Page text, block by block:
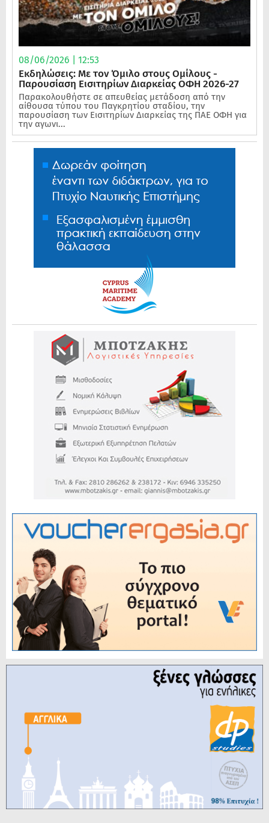
08/06/2026 | 12:53
Εκδηλώσεις: Με τον Όμιλο στους Ομίλους -
Παρουσίαση Εισιτηρίων Διαρκείας ΟΦΗ 2026-27
Παρακολουθήστε σε απευθείας μετάδοση από την
αίθουσα τύπου του Παγκρητίου σταδίου, την
παρουσίαση των Εισιτηρίων Διαρκείας της ΠΑΕ ΟΦΗ για
την αγωνι...